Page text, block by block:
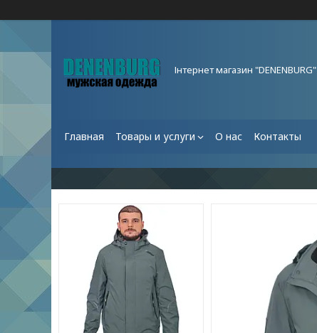
Інтернет магазин "DENENBURG"
Главная Товары и услуги О нас Контакты